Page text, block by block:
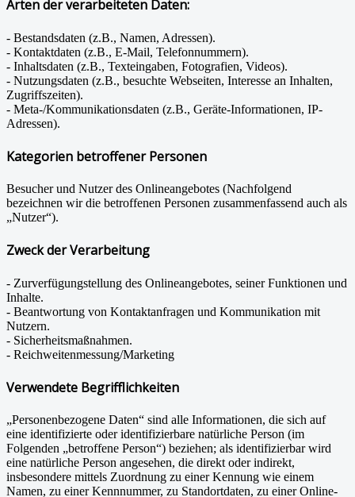
Arten der verarbeiteten Daten:
- Bestandsdaten (z.B., Namen, Adressen).
- Kontaktdaten (z.B., E-Mail, Telefonnummern).
- Inhaltsdaten (z.B., Texteingaben, Fotografien, Videos).
- Nutzungsdaten (z.B., besuchte Webseiten, Interesse an Inhalten,
Zugriffszeiten).
- Meta-/Kommunikationsdaten (z.B., Geräte-Informationen, IP-
Adressen).
Kategorien betroffener Personen
Besucher und Nutzer des Onlineangebotes (Nachfolgend
bezeichnen wir die betroffenen Personen zusammenfassend auch als
„Nutzer“).
Zweck der Verarbeitung
- Zurverfügungstellung des Onlineangebotes, seiner Funktionen und
Inhalte.
- Beantwortung von Kontaktanfragen und Kommunikation mit
Nutzern.
- Sicherheitsmaßnahmen.
- Reichweitenmessung/Marketing
Verwendete Begrifflichkeiten
„Personenbezogene Daten“ sind alle Informationen, die sich auf
eine identifizierte oder identifizierbare natürliche Person (im
Folgenden „betroffene Person“) beziehen; als identifizierbar wird
eine natürliche Person angesehen, die direkt oder indirekt,
insbesondere mittels Zuordnung zu einer Kennung wie einem
Namen, zu einer Kennnummer, zu Standortdaten, zu einer Online-